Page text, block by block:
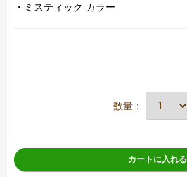
・ミスティック カラー
数量：
カートに入れる